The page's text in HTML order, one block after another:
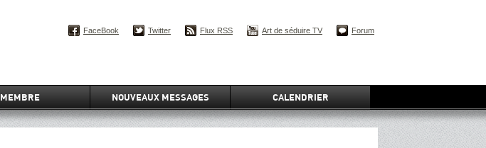
MEMBRE NOUVEAUX MESSAGES CALENDRIER
FaceBook Twitter Flux RSS Art de séduire TV Forum